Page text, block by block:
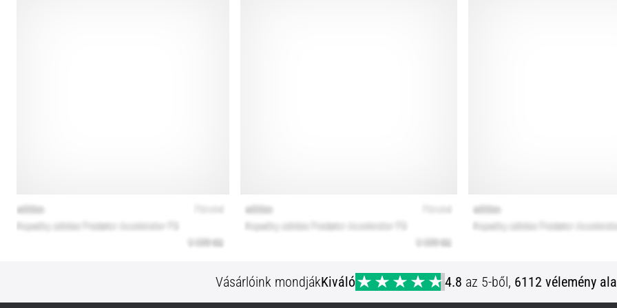
Vásárlóink mondjákKiváló 4.8 az 5-ből, 6112 vélemény